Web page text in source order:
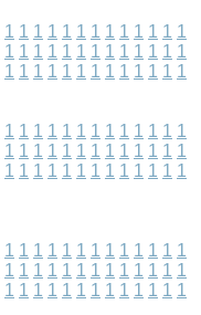
1 1 1 1 1 1 1 1 1 1 1 1 1
1 1 1 1 1 1 1 1 1 1 1 1 1
1 1 1 1 1 1 1 1 1 1 1 1 1
1 1 1 1 1 1 1 1 1 1 1 1 1
1 1 1 1 1 1 1 1 1 1 1 1 1
1 1 1 1 1 1 1 1 1 1 1 1 1
1 1 1 1 1 1 1 1 1 1 1 1 1
1 1 1 1 1 1 1 1 1 1 1 1 1
1 1 1 1 1 1 1 1 1 1 1 1 1